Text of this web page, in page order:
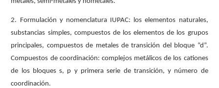
2. Formulación y nomenclatura IUPAC: los elementos naturales,
substancias simples, compuestos de los elementos de los grupos
principales, compuestos de metales de transición del bloque “d”.
Compuestos de coordinación: complejos metálicos de los cationes
de los bloques s, p y primera serie de transición, y número de
coordinación.